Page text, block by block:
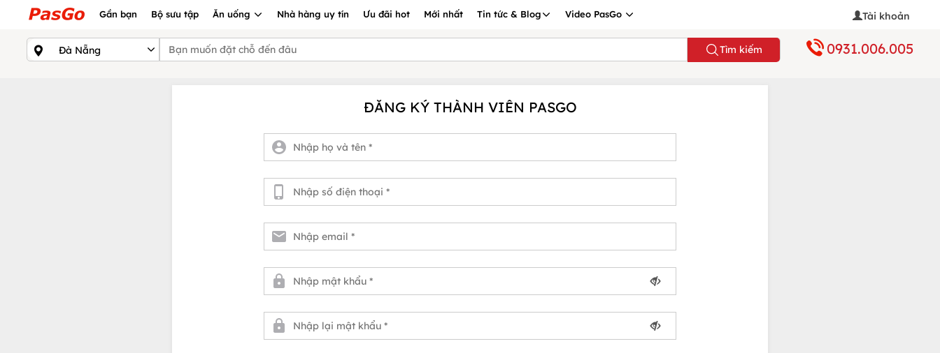
Gần bạn Bộ sưu tập Ăn uống Nhà hàng uy tín Ưu đãi hot Mới nhất Tin tức & Blog Video PasGo Tài khoản
Tìm kiếm 0931.006.005
ĐĂNG KÝ THÀNH VIÊN PASGO